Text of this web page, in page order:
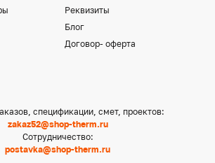
Реквизиты
Блог
Договор- оферта
спецификации, смет, проектов:
zakaz52@shop-therm.ru
Сотрудничество:
postavka@shop-therm.ru